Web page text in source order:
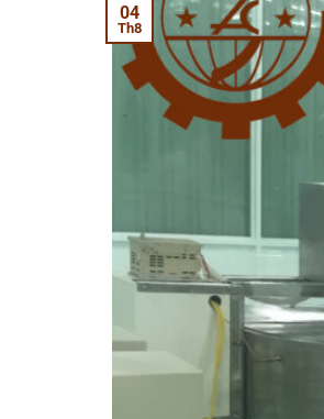
04
Th8